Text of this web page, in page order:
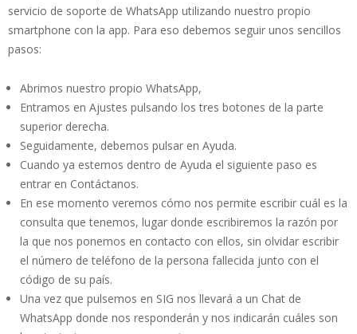
servicio de soporte de WhatsApp utilizando nuestro propio
smartphone con la app. Para eso debemos seguir unos sencillos
pasos:
Abrimos nuestro propio WhatsApp,
Entramos en Ajustes pulsando los tres botones de la parte
superior derecha.
Seguidamente, debemos pulsar en Ayuda.
Cuando ya estemos dentro de Ayuda el siguiente paso es
entrar en Contáctanos.
En ese momento veremos cómo nos permite escribir cuál es la
consulta que tenemos, lugar donde escribiremos la razón por
la que nos ponemos en contacto con ellos, sin olvidar escribir
el número de teléfono de la persona fallecida junto con el
código de su país.
Una vez que pulsemos en SIG nos llevará a un Chat de
WhatsApp donde nos responderán y nos indicarán cuáles son